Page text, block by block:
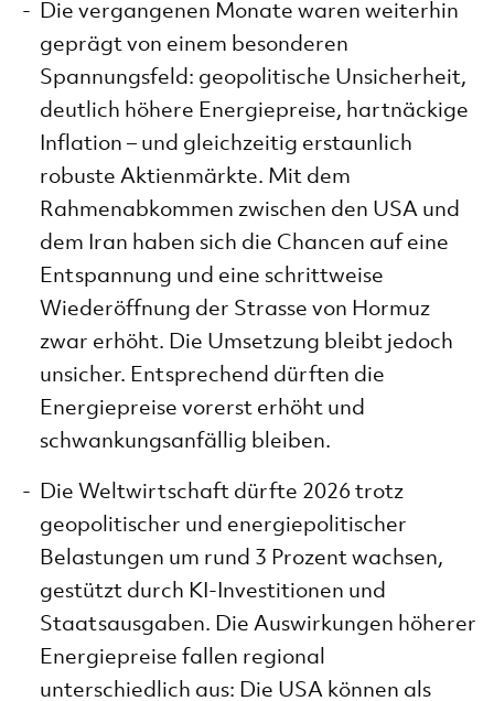
Die vergangenen Monate waren weiterhin
geprägt von einem besonderen
Spannungsfeld: geopolitische Unsicherheit,
deutlich höhere Energiepreise, hartnäckige
Inflation – und gleichzeitig erstaunlich
robuste Aktienmärkte. Mit dem
Rahmenabkommen zwischen den USA und
dem Iran haben sich die Chancen auf eine
Entspannung und eine schrittweise
Wiederöffnung der Strasse von Hormuz
zwar erhöht. Die Umsetzung bleibt jedoch
unsicher. Entsprechend dürften die
Energiepreise vorerst erhöht und
schwankungsanfällig bleiben.
Die Weltwirtschaft dürfte 2026 trotz
geopolitischer und energiepolitischer
Belastungen um rund 3 Prozent wachsen,
gestützt durch KI-Investitionen und
Staatsausgaben. Die Auswirkungen höherer
Energiepreise fallen regional
unterschiedlich aus: Die USA können als